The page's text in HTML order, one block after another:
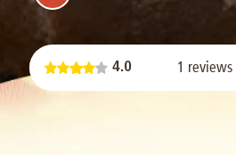
4.0 1 reviews